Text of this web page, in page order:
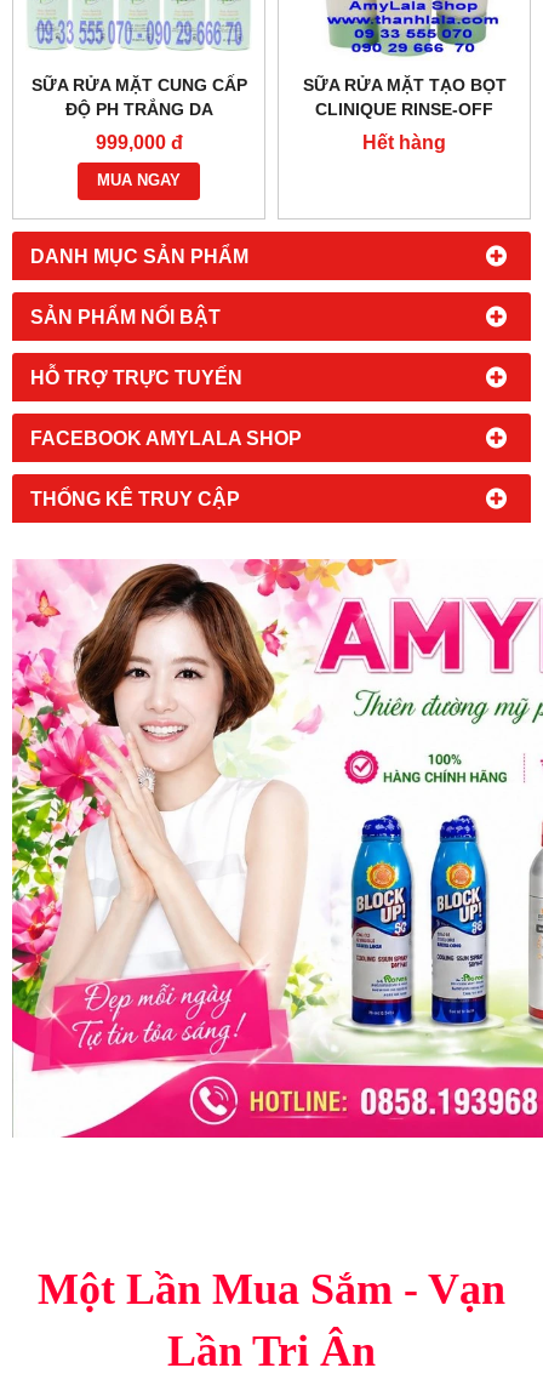
DANH MỤC SẢN PHẨM
SẢN PHẨM NỔI BẬT
HỖ TRỢ TRỰC TUYẾN
FACEBOOK AMYLALA SHOP
THỐNG KÊ TRUY CẬP
SỮA RỬA MẶT CUNG CẤP
ĐỘ PH TRẮNG DA
PHISODERM® DEEP CLEAN
CREAM 177ML -
0933555070 - 0902966670
999,000 đ
MUA NGAY
SỮA RỬA MẶT TẠO BỌT
CLINIQUE RINSE-OFF
FOAMING 15ML -
0902966670 - 0933555070
Hết hàng
Một Lần Mua Sắm - Vạn
Lần Tri Ân